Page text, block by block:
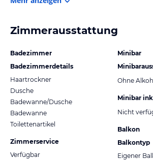
Zimmerausstattung
Badezimmer
Badezimmerdetails
Haartrockner
Dusche
Badewanne/Dusche
Badewanne
Toilettenartikel
Zimmerservice
Verfügbar
Minibar
Ohne
Minibar
Nicht
Balkon
Balkontyp
Eigener